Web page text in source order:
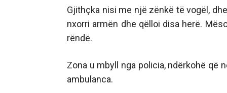
Gjithçka nisi me një zënkë të vogël,
nxorri armën dhe qëlloi disa herë.
rëndë.
Zona u mbyll nga policia, ndërkohë që
ambulanca.